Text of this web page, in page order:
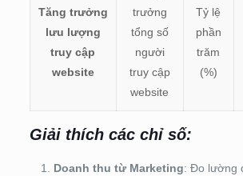
Tăng trưởng
lưu lượng
truy cập
website
trưởng
tổng số
người
truy cập
website
Tỷ lệ
phần
trăm
(%)
Giải thích các chỉ số:
Doanh thu từ Marketing: Đo lường